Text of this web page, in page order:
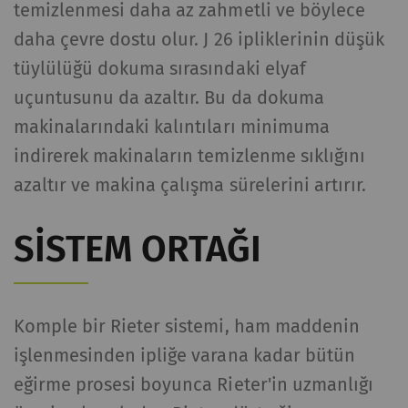
temizlenmesi daha az zahmetli ve böylece
daha çevre dostu olur. J 26 ipliklerinin düşük
tüylülüğü dokuma sırasındaki elyaf
uçuntusunu da azaltır. Bu da dokuma
makinalarındaki kalıntıları minimuma
indirerek makinaların temizlenme sıklığını
azaltır ve makina çalışma sürelerini artırır.
SISTEM ORTAĞI
Komple bir Rieter sistemi, ham maddenin
işlenmesinden ipliğe varana kadar bütün
eğirme prosesi boyunca Rieter'in uzmanlığı
İstatistik ve pazarlama
İstatistiksel tanımlama bilgileri, anonim olarak
bilgi toplayıp raporlayarak ziyaretçilerin web
sayfalarıyla nasıl etkileşim kurduğunu
ziyaretçileri takip etmek için pazarlama
tanımlama bilgileri kullanılır. Burada amaç, her
göstermektir. Bu nedenle yayıncılar ve üçüncü
taraf reklamverenler için daha değerlidir.
soyadı
_ga
Eşsiz bir kimlik
kaydeder. Web sitesinde